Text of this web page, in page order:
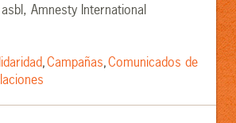
Amnesty International
, Campañas, Comunicados de